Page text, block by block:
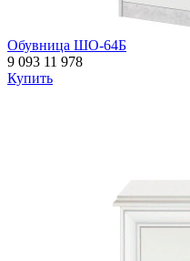
Обувница ШО-64Б
9 093 11 978
Купить